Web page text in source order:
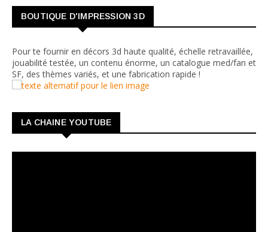
BOUTIQUE D'IMPRESSION 3D
Pour te fournir en décors 3d haute qualité, échelle retravaillée,
jouabilité testée, un contenu énorme, un catalogue med/fan et
SF, des thèmes variés, et une fabrication rapide !
LA CHAINE YOUTUBE